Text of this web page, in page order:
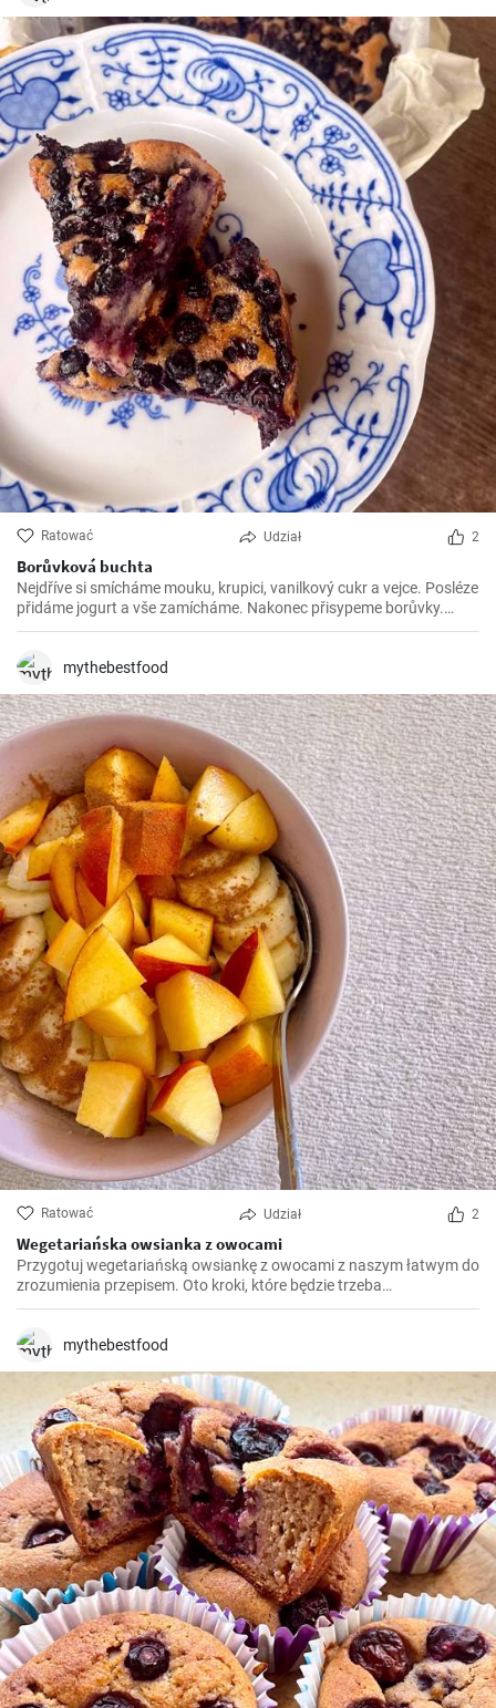
Ratować Udział 2
Borůvková buchta
Nejdříve si smícháme mouku, krupici, vanilkový cukr a vejce. Posléze
přidáme jogurt a vše zamícháme. Nakonec přisypeme borůvky.
Vlijeme do mísy, která je vystlaná pečícím papírem a pečeme cca 25-
mythebestfood
Ratować Udział 2
Wegetariańska owsianka z owocami
Przygotuj wegetariańską owsiankę z owocami z naszym łatwym do
zrozumienia przepisem. Oto kroki, które będzie trzeba
przeprowadzić:
mythebestfood